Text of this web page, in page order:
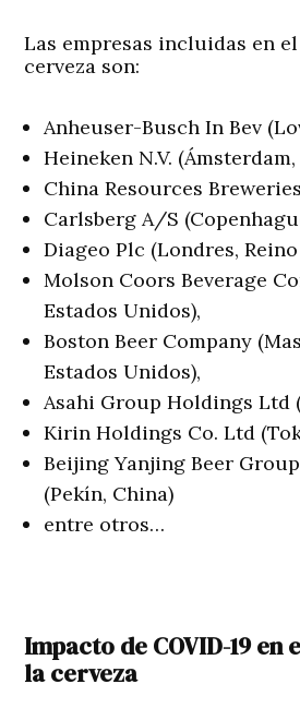
Las empresas incluidas en
cerveza son:
Anheuser-Busch In Bev
Heineken N.V. (Ámsterdam,
China Resources
Carlsberg A/S
Diageo Plc (Londres,
Molson Coors Beverage
Estados Unidos),
Boston Beer Company
Estados Unidos),
Asahi Group Holdings Ltd
Kirin Holdings Co. Ltd
Beijing Yanjing Beer
(Pekín, China)
entre otros…
Impacto de COVID-19 en
la cerveza